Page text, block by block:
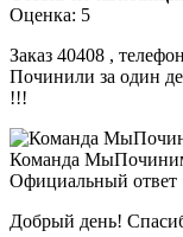
Оценка: 5
Заказ 40408 ,
Починили за один
!!!
Команда
Официальный ответ
Добрый день!